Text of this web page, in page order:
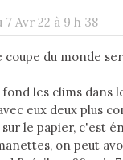
7 Avr 22 à 9 h 38
du monde
les clims dans
eux deux plus
le papier, c'est
on peut